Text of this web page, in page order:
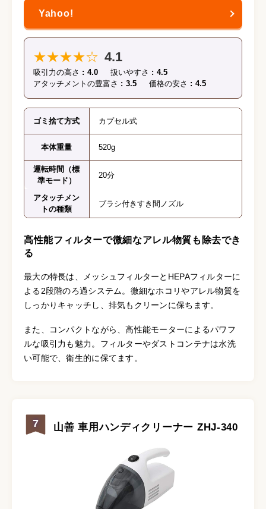
★★★★☆ 4.1
吸引力の高さ 4.0 扱いやすさ
4.5
アタッチメントの豊富さ
3.5 価格の安さ 4.5
ゴミ捨て方式 カプセル式
本体重量 520g
運転時間（標
準モード）
20分
アタッチメン
トの種類
ブラシ付きすき間ノズル
高性能フィルターで微細なアレル物質も除去でき
る
最大の特長は、メッシュフィルターとHEPAフィルターに
よる2段階のろ過システム。微細なホコリやアレル物質を
しっかりキャッチし、排気もクリーンに保ちます。
また、コンパクトながら、高性能モーターによるパワフ
ルな吸引力も魅力。フィルターやダストコンテナは水洗
い可能で、衛生的に保てます。
7 山善 車用ハンディクリーナー ZHJ-340